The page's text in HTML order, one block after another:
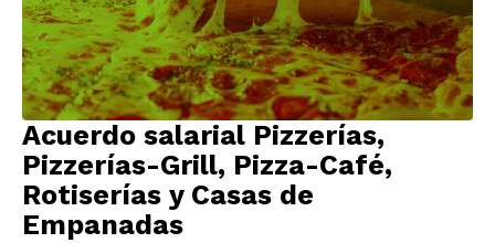
Acuerdo salarial Pizzerías,
Pizzerías-Grill, Pizza-Café,
Rotiserías y Casas de
Empanadas